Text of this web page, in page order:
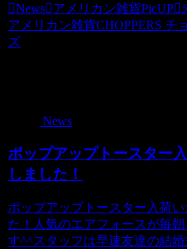
News アメリカン雑貨PicUP
アメリカン雑貨CHOPPERS チ
ズ
News
ポップアップトースター
しました！
ポップアップトースター入荷い
た！人気のエアフォースが毎朝
す^^スタッフは早速友達の結